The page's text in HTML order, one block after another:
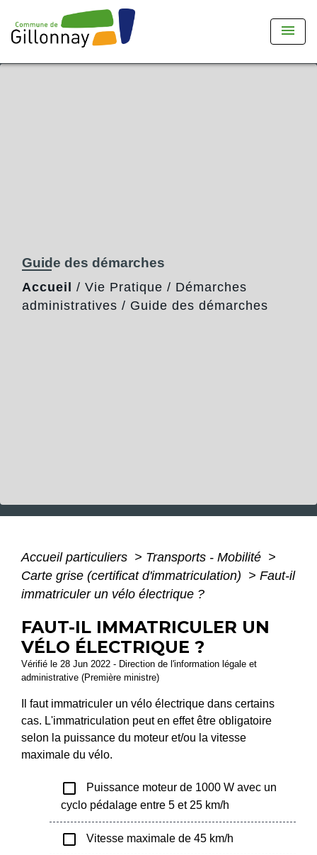
menu
Guide des démarches
Accueil / Vie Pratique / Démarches
administratives / Guide des démarches
Accueil particuliers > Transports - Mobilité >
Carte grise (certificat d'immatriculation) > Faut-il
immatriculer un vélo électrique ?
FAUT-IL IMMATRICULER UN
VÉLO ÉLECTRIQUE ?
Vérifié le 28 Jun 2022 - Direction de l'information légale et
administrative (Première ministre)
Il faut immatriculer un vélo électrique dans certains
cas. L'immatriculation peut en effet être obligatoire
selon la puissance du moteur et/ou la vitesse
maximale du vélo.
check_box_outline_blank
Puissance moteur de 1000 W avec un
cyclo pédalage entre 5 et 25 km/h
check_box_outline_blank Vitesse maximale de 45 km/h